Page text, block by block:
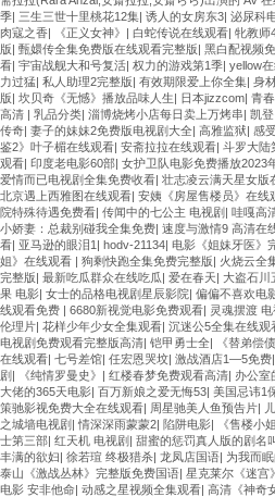
季| 三生三世十里桃花12集| 诱人的女房东3| 泌尿科
肉寇之香| 《正义女神》 | 白蛇传说在线观看| 牝教师
版| 甄嬛传全集免费版在线观看完整版| 黑白配视频
看| 宇宙战舰大和号复活| 权力的游戏第1季| yellow
力过猛| 私人助理2完整版| 有效期限爱上你全集| 身
版| 坎贝奇《无憾》播放品味人生| 日本jizzcom| 青
高清 | 乳品分类| 淄博烧烤小店每日卖上万烤串| 凯登
传奇| 妻子的妹妹2免费版电视剧大全| 高雅监狱| 感
鉴2》叶子楣在线观看| 安斋拉拉在线观看| 斗罗大陆
观看| 印度老电影60部| 女护卫队电影免费播放2023
爱情而已电视剧全集免费收看| 壮志凌云满天星女版
北京遇上西雅图在线观看| 安姨《房屋售楼员》在线
院特殊待遇免费看| 传闻中的七公主 电视剧 | 哇嘎高
小娇妻：总裁别碰我全集免费| 速度与激情9 高清在
看| 亚马逊的眼泪1 | hodv-21134| 电影《姐妹牙医》
姐》在线观看 | 狗剩快跑全集免费完整版| 火烧云全
完整版| 最新吃瓜群众在线吃瓜| 爱在春天| 大盗石川
果 电影| 女士的品格电视剧星辰影院| 偏偏不喜欢电
线观看免费 | 6680新视觉电影免费观看| 灵魂摆渡 电
伦理片| 花样少年少女全集观看| 沉迷公5全集在线观
电视剧免费观看完整版高清| 铠甲勇士全| 《替弟偿
在线观看| 七号差馆| 任宏恩哭坟| 激战酒店1—5免费|
剧 | 《纯情罗曼史》 | 红楼春梦免费观看高清| 办公室
大佬的365天电影| 百万新娘之爱无悔53| 美国忌讳1
策驰影视免费大全在线观看| 周星驰美人鱼预告片|
之城墙电视剧 |情深深雨蒙蒙2| 陷阱电影| 《售楼小
士第三部| 红天机 电视剧 | 甜蜜的惩罚真人版的剧名
丰满的欲妇| 徐若瑄 终极猎杀| 龙凤店国语| 为我而
泰山《激战丛林》完整版免费国语| 星克莱尔《迷宫
电影 安非他命| 动感之星视频全集观看| 高清《神奇